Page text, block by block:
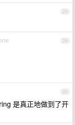
23
24
25
是真正地做到了开